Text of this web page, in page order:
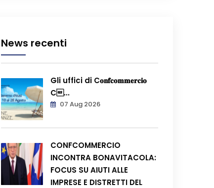
News recenti
Gli uffici di C𝐨𝐧𝐟𝐜𝐨𝐦𝐦𝐞𝐫𝐜𝐢𝐨
C...
07 Aug 2026
CONFCOMMERCIO
INCONTRA BONAVITACOLA:
FOCUS SU AIUTI ALLE
IMPRESE E DISTRETTI DEL